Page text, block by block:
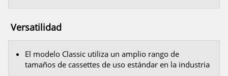
Versatilidad
El modelo Classic utiliza un amplio rango de
tamaños de cassettes de uso estándar en la industria